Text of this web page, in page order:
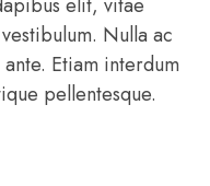
Nulla ac
Etiam interdum
pellentesque.